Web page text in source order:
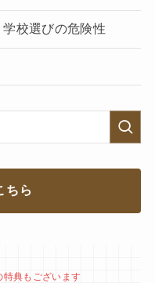
学校選びの危険性
ちら
特典もございます